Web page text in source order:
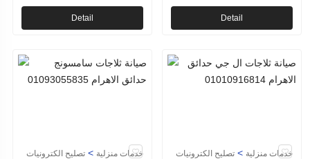
Detail Detail
خدمات منزلية > تصليح الكترونيات خدمات منزلية > تصليح الكترونيات